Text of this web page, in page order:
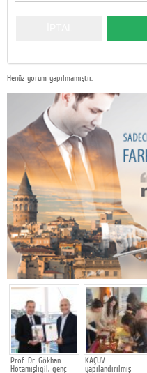
Henüz yorum yapılmamıştır.
Prof. Dr. Gökhan
Hotamışlıgil, genç
KAÇUV
yapılandırılmış